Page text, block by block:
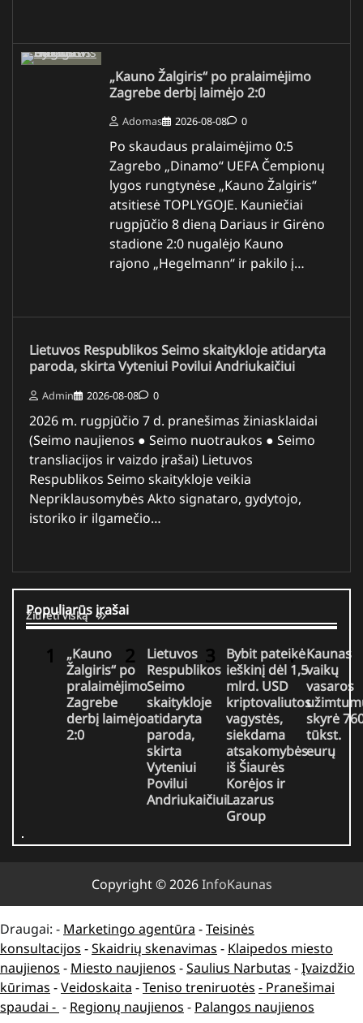
„Kauno Žalgiris“ po pralaimėjimo
Zagrebe derbį laimėjo 2:0
Adomas 2026-08-08 0
Po skaudaus pralaimėjimo 0:5
Zagrebo „Dinamo“ UEFA Čempionų
lygos rungtynėse „Kauno Žalgiris“
atsitiesė TOPLYGOJE. Kauniečiai
rugpjūčio 8 dieną Dariaus ir Girėno
stadione 2:0 nugalėjo Kauno
rajono „Hegelmann“ ir pakilo į…
Lietuvos Respublikos Seimo skaitykloje atidaryta
paroda, skirta Vyteniui Povilui Andriukaičiui
Admin 2026-08-08 0
2026 m. rugpjūčio 7 d. pranešimas žiniasklaidai
(Seimo naujienos ● Seimo nuotraukos ● Seimo
transliacijos ir vaizdo įrašai) Lietuvos
Respublikos Seimo skaitykloje veikia
Nepriklausomybės Akto signataro, gydytojo,
istoriko ir ilgamečio…
Populiarūs įrašai
Žiūrėti viską
„Kauno
Žalgiris“ po
pralaimėjimo
Zagrebe
derbį laimėjo
2:0
Lietuvos
Respublikos
Seimo
skaitykloje
atidaryta
paroda,
skirta
Vyteniui
Povilui
Andriukaičiui
Bybit pateikė
ieškinį dėl 1,5
mlrd. USD
kriptovaliutos
vagystės,
siekdama
atsakomybės
iš Šiaurės
Korėjos ir
Lazarus
Group
Kaunas
vaikų
vasaros
skyrė
tūkst.
eurų
Copyright © 2026InfoKaunas
Draugai: - Marketingo agentūra -Teisinės
konsultacijos -Skaidrių skenavimas - Klaipedos miesto
naujienos - Miesto naujienos -Saulius Narbutas -Įvaizdžio
kūrimas -Veidoskaita -Teniso treniruotės - Pranešimai
spaudai - - Regionų naujienos - Palangos naujienos